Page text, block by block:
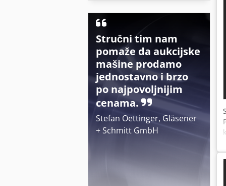
Stručni tim nam
pomaže da aukcijske
mašine prodamo
jednostavno i brzo
po najpovoljnijim
cenama.
Stefan Oettinger, Gläsener
+ Schmitt GmbH